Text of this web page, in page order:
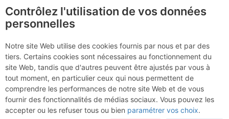
Aiguille de Polset : Voie
Normale par le Glacier de
Gébroulaz
Dimanche 13 août 2017
Contrôlez l'utilisation de vos données
personnelles
Notre site Web utilise des cookies fournis par nous et par des
tiers. Certains cookies sont nécessaires au fonctionnement du
site Web, tandis que d'autres peuvent être ajustés par vous à
tout moment, en particulier ceux qui nous permettent de
comprendre les performances de notre site Web et de vous
fournir des fonctionnalités de médias sociaux. Vous pouvez les
accepter ou les refuser tous ou bien paramétrer vos choix.